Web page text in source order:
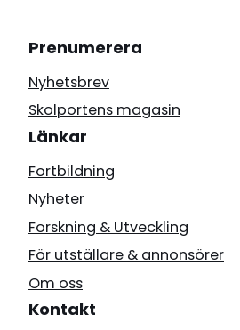
Prenumerera
Nyhetsbrev
Skolportens magasin
Länkar
Fortbildning
Nyheter
Forskning & Utveckling
För utställare & annonsörer
Om oss
Kontakt